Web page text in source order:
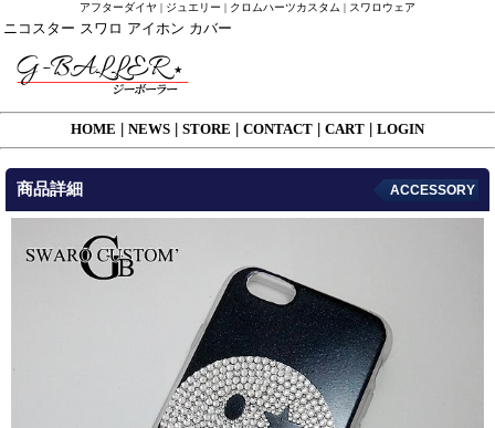
アフターダイヤ | ジュエリー | クロムハーツカスタム | スワロウェア
ニコスター スワロ アイホン カバー
HOME NEWS STORE CONTACT CART LOGIN
商品詳細 ACCESSORY